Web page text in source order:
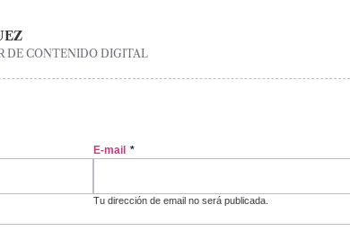
DE CONTENIDO DIGITAL
E-mail *
Tu dirección de email no será publicada.